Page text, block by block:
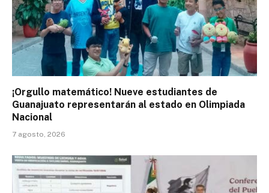
¡Orgullo matemático! Nueve estudiantes de
Guanajuato representarán al estado en Olimpiada
Nacional
7 agosto, 2026